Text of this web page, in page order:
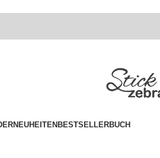
NEUHEITEN BESTSELLERBUCH